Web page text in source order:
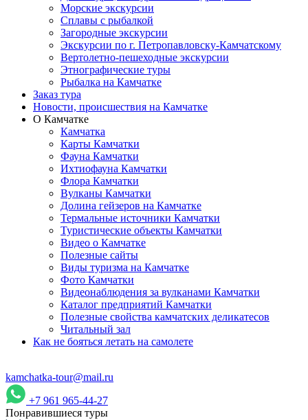
Морские экскурсии
Сплавы с рыбалкой
Загородные экскурсии
Экскурсии по г. Петропавловску-Камчатскому
Вертолетно-пешеходные экскурсии
Этнографические туры
Рыбалка на Камчатке
Заказ тура
Новости, происшествия на Камчатке
О Камчатке
Камчатка
Карты Камчатки
Фауна Камчатки
Ихтиофауна Камчатки
Флора Камчатки
Вулканы Камчатки
Долина гейзеров на Камчатке
Термальные источники Камчатки
Туристические объекты Камчатки
Видео о Камчатке
Полезные сайты
Виды туризма на Камчатке
Фото Камчатки
Видеонаблюдения за вулканами Камчатки
Каталог предприятий Камчатки
Полезные свойства камчатских деликатесов
Читальный зал
Как не бояться летать на самолете
kamchatka-tour@mail.ru
+7 961 965-44-27
Понравившиеся туры